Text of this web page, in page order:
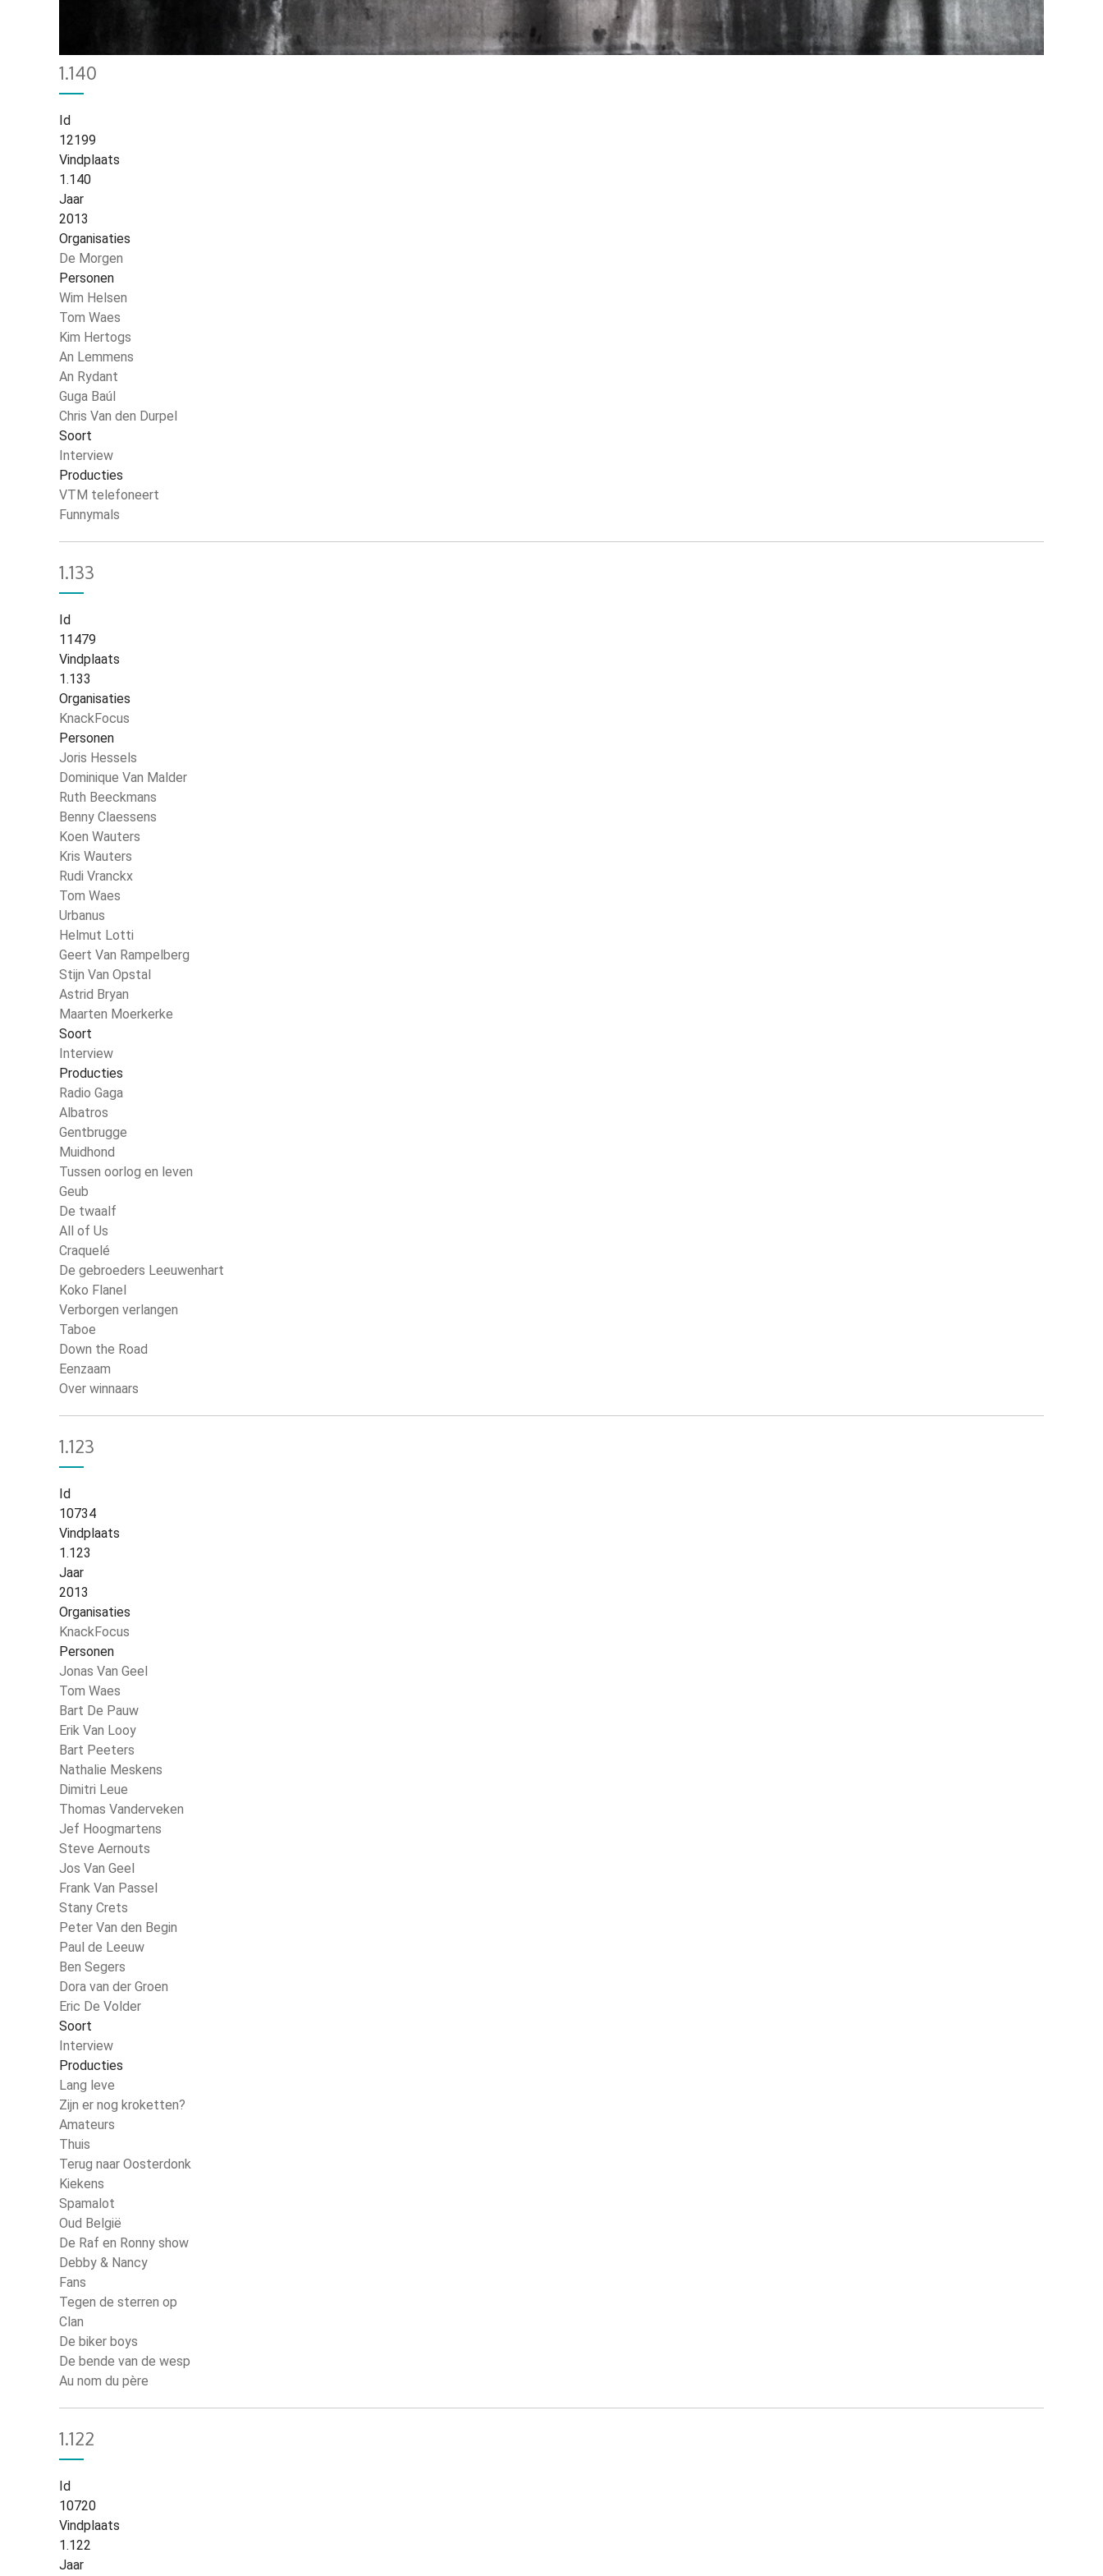
Kruimelpad
1.140
Id
12199
Vindplaats
1.140
Jaar
2013
Organisaties
De Morgen
Personen
Wim Helsen
Tom Waes
Kim Hertogs
An Lemmens
An Rydant
Guga Baúl
Chris Van den Durpel
Soort
Interview
Producties
VTM telefoneert
Funnymals
1.133
Id
11479
Vindplaats
1.133
Organisaties
KnackFocus
Personen
Joris Hessels
Dominique Van Malder
Ruth Beeckmans
Benny Claessens
Koen Wauters
Kris Wauters
Rudi Vranckx
Tom Waes
Urbanus
Helmut Lotti
Geert Van Rampelberg
Stijn Van Opstal
Astrid Bryan
Maarten Moerkerke
Soort
Interview
Producties
Radio Gaga
Albatros
Gentbrugge
Muidhond
Tussen oorlog en leven
Geub
De twaalf
All of Us
Craquelé
De gebroeders Leeuwenhart
Koko Flanel
Verborgen verlangen
Taboe
Down the Road
Eenzaam
Over winnaars
1.123
Id
10734
Vindplaats
1.123
Jaar
2013
Organisaties
KnackFocus
Personen
Jonas Van Geel
Tom Waes
Bart De Pauw
Erik Van Looy
Bart Peeters
Nathalie Meskens
Dimitri Leue
Thomas Vanderveken
Jef Hoogmartens
Steve Aernouts
Jos Van Geel
Frank Van Passel
Stany Crets
Peter Van den Begin
Paul de Leeuw
Ben Segers
Dora van der Groen
Eric De Volder
Soort
Interview
Producties
Lang leve
Zijn er nog kroketten?
Amateurs
Thuis
Terug naar Oosterdonk
Kiekens
Spamalot
Oud België
De Raf en Ronny show
Debby & Nancy
Fans
Tegen de sterren op
Clan
De biker boys
De bende van de wesp
Au nom du père
1.122
Id
10720
Vindplaats
1.122
Jaar